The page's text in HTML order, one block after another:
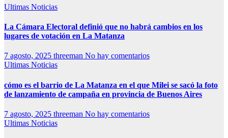
Ultimas Noticias
La Cámara Electoral definió que no habrá cambios en los
lugares de votación en La Matanza
7 agosto, 2025 threeman No hay comentarios
Ultimas Noticias
cómo es el barrio de La Matanza en el que Milei se sacó la foto
de lanzamiento de campaña en provincia de Buenos Aires
7 agosto, 2025 threeman No hay comentarios
Ultimas Noticias